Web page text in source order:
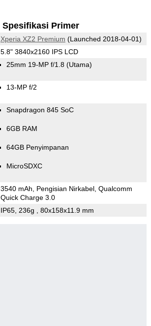
Spesifikasi Primer
Xperia XZ2 Premium (Launched 2018-04-01)
5.8" 3840x2160 IPS LCD
25mm 19-MP f/1.8 (Utama)
13-MP f/2
Snapdragon 845 SoC
6GB RAM
64GB Penyimpanan
MicroSDXC
3540 mAh, Pengisian Nirkabel, Qualcomm
Quick Charge 3.0
IP65, 236g , 80x158x11.9 mm